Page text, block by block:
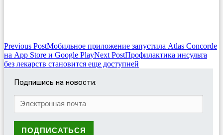
Post
navigation
Previous PostМобильное приложение запустила Atlas Concorde
на App Store и Google PlayNext PostПрофилактика инсульта
без лекарств становится еще доступней
Подпишись на новости: